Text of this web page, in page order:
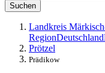
Suchen
Landkreis
RegionDeutschland
Prötzel
Prädikow